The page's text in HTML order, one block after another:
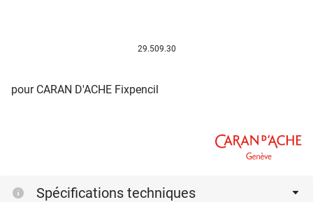
29.509.30
pour CARAN D'ACHE Fixpencil
Spécifications techniques